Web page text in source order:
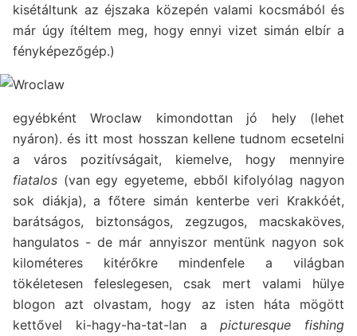
kisétáltunk az éjszaka közepén valami kocsmából és
már úgy ítéltem meg, hogy ennyi vizet simán elbír a
fényképezőgép.)
egyébként Wroclaw kimondottan jó hely (lehet
nyáron). és itt most hosszan kellene tudnom ecsetelni
a város pozitívságait, kiemelve, hogy mennyire
fiatalos (van egy egyeteme, ebből kifolyólag nagyon
sok diákja), a főtere simán kenterbe veri Krakkóét,
barátságos, biztonságos, zegzugos, macskaköves,
hangulatos - de már annyiszor mentünk nagyon sok
kilométeres kitérőkre mindenfele a világban
tökéletesen feleslegesen, csak mert valami hülye
blogon azt olvastam, hogy az isten háta mögött
kettővel ki-hagy-ha-tat-lan apicturesque fishing